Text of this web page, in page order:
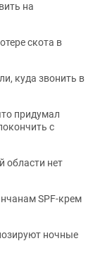
на
скота в
куда звонить в
придумал
с
области нет
SPF-крем
ночные